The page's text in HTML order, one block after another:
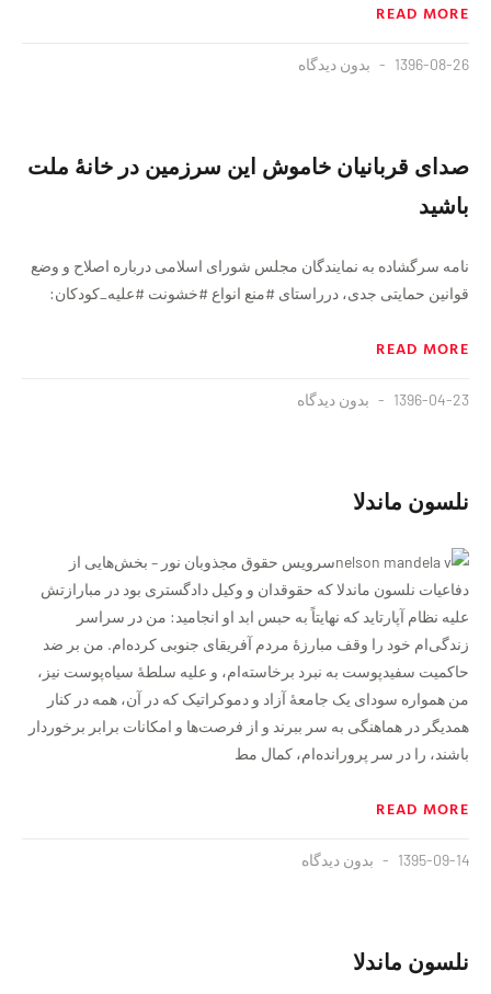
READ MORE
1396-08-26 بدون دیدگاه
صدای قربانیان خاموش این سرزمین در خانهٔ ملت
باشید
نامه سرگشاده به نمایندگان مجلس شورای اسلامی درباره اصلاح و وضع
قوانین حمایتی جدی، درراستای #منع انواع #خشونت #علیه_کودکان:
READ MORE
1396-04-23 بدون دیدگاه
نلسون ماندلا
سرویس حقوق مجذوبان نور – بخش‌هایی از
دفاعیات نلسون ماندلا که حقوقدان و وکیل دادگستری بود در مبارازتش
علیه نظام آپارتاید که نهایتاً به حبس ابد او انجامید: من در سراسر
زندگی‌ام خود را وقف مبارزهٔ مردم آفریقای جنوبی کرده‌ام. من بر ضد
حاکمیت سفیدپوست به نبرد برخاسته‌ام، و علیه سلطهٔ سیاه‌پوست نیز،
من همواره سودای یک جامعهٔ آزاد و دموکراتیک که در آن، همه در کنار
همدیگر در هماهنگی به سر ببرند و از فرصت‌ها و امکانات برابر برخوردار
باشند، را در سر پرورانده‌ام، کمال مط
READ MORE
1395-09-14 بدون دیدگاه
نلسون ماندلا